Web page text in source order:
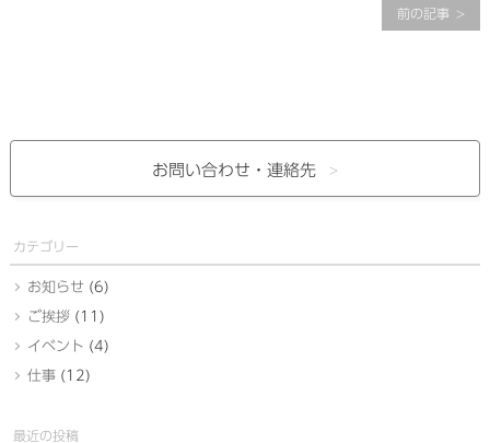
前の記事
お問い合わせ・ 連絡先
カテゴリー
お知らせ (6)
ご挨拶(11)
イベント (4)
仕事(12)
最近の投稿